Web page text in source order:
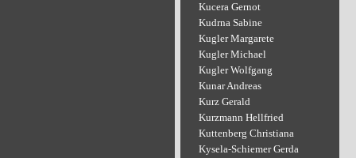
Kucera Gernot
Kudrna Sabine
Kugler Margarete
Kugler Michael
Kugler Wolfgang
Kunar Andreas
Kurz Gerald
Kurzmann Hellfried
Kuttenberg Christiana
Kysela-Schiemer Gerda